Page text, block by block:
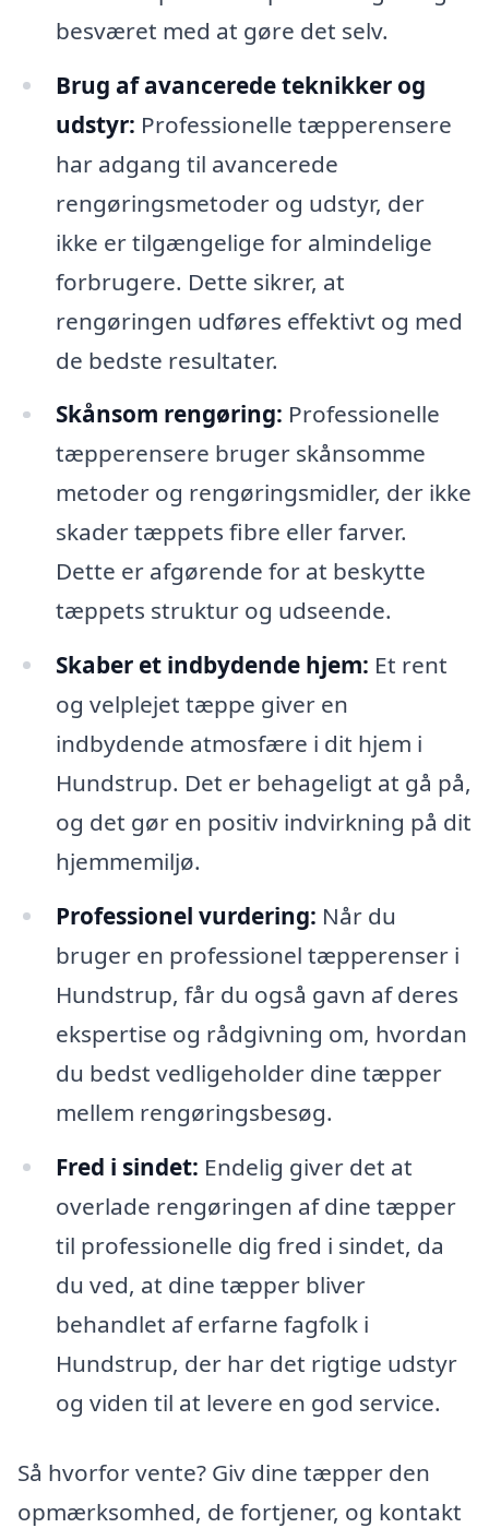
besværet med at gøre det selv.
Brug af avancerede teknikker og
udstyr: Professionelle tæpperensere
har adgang til avancerede
rengøringsmetoder og udstyr, der
ikke er tilgængelige for almindelige
forbrugere. Dette sikrer, at
rengøringen udføres effektivt og med
de bedste resultater.
Skånsom rengøring: Professionelle
tæpperensere bruger skånsomme
metoder og rengøringsmidler, der ikke
skader tæppets fibre eller farver.
Dette er afgørende for at beskytte
tæppets struktur og udseende.
Skaber et indbydende hjem: Et rent
og velplejet tæppe giver en
indbydende atmosfære i dit hjem i
Hundstrup. Det er behageligt at gå på,
og det gør en positiv indvirkning på dit
hjemmemiljø.
Professionel vurdering: Når du
bruger en professionel tæpperenser i
Hundstrup, får du også gavn af deres
ekspertise og rådgivning om, hvordan
du bedst vedligeholder dine tæpper
mellem rengøringsbesøg.
Fred i sindet: Endelig giver det at
overlade rengøringen af dine tæpper
til professionelle dig fred i sindet, da
du ved, at dine tæpper bliver
behandlet af erfarne fagfolk i
Hundstrup, der har det rigtige udstyr
og viden til at levere en god service.
Så hvorfor vente? Giv dine tæpper den
opmærksomhed, de fortjener, og kontakt